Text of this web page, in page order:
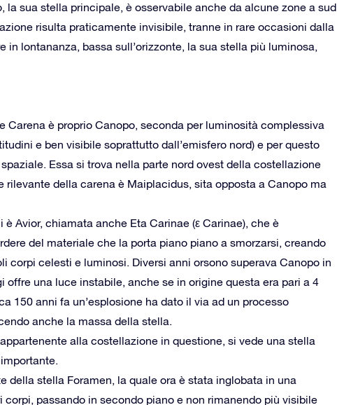
la sua stella principale, è osservabile anche da alcune zone a sud
risulta praticamente invisibile, tranne in rare occasioni dalla
in lontananza, bassa sull’orizzonte, la sua stella più luminosa,
Carena è proprio Canopo, seconda per luminosità complessiva
e ben visibile soprattutto dall’emisfero nord) e per questo
Essa si trova nella parte nord ovest della costellazione
rilevante della carena è Maiplacidus, sita opposta a Canopo ma
Avior, chiamata anche Eta Carinae (ε Carinae), che è
del materiale che la porta piano piano a smorzarsi, creando
corpi celesti e luminosi. Diversi anni orsono superava Canopo in
offre una luce instabile, anche se in origine questa era pari a 4
150 anni fa un’esplosione ha dato il via ad un processo
anche la massa della stella.
alla costellazione in questione, si vede una stella
della stella Foramen, la quale ora è stata inglobata in una
passando in secondo piano e non rimanendo più visibile